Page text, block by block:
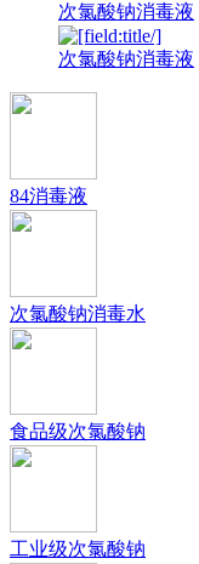
次氯酸钠消毒液
次氯酸钠消毒液
84消毒液
次氯酸钠消毒水
食品级次氯酸钠
工业级次氯酸钠